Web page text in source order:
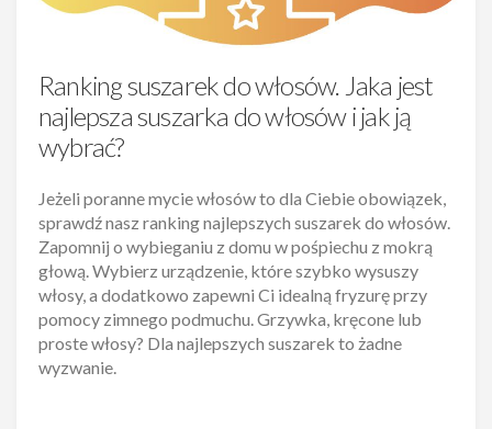
Ranking suszarek do włosów. Jaka jest
najlepsza suszarka do włosów i jak ją
wybrać?
Jeżeli poranne mycie włosów to dla Ciebie obowiązek,
sprawdź nasz ranking najlepszych suszarek do włosów.
Zapomnij o wybieganiu z domu w pośpiechu z mokrą
głową. Wybierz urządzenie, które szybko wysuszy
włosy, a dodatkowo zapewni Ci idealną fryzurę przy
pomocy zimnego podmuchu. Grzywka, kręcone lub
proste włosy? Dla najlepszych suszarek to żadne
wyzwanie.